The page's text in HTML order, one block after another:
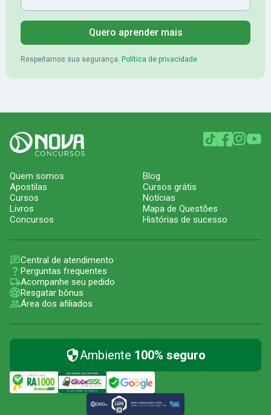
Quero aprender mais
Respeitamos sua segurança. Política de privacidade
Quem somos
Apostilas
Cursos
Livros
Concursos
Blog
Cursos grátis
Notícias
Mapa de Questões
Histórias de sucesso
Central de atendimento
Perguntas frequentes
Acompanhe seu pedido
Resgatar bônus
Área dos afiliados
Ambiente 100% seguro